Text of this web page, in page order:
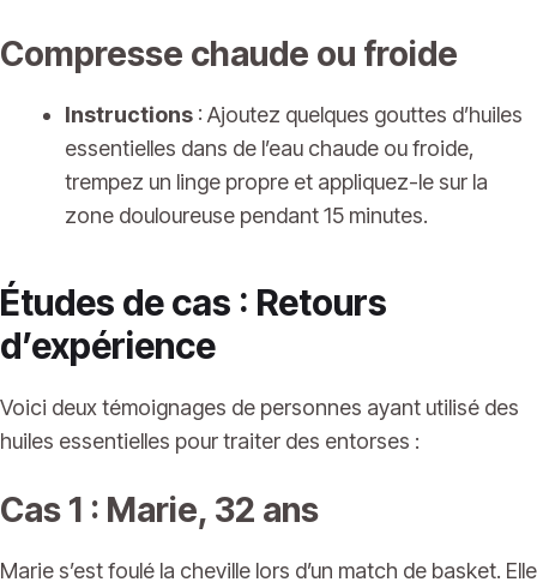
Compresse chaude ou froide
Instructions : Ajoutez quelques gouttes d’huiles
essentielles dans de l’eau chaude ou froide,
trempez un linge propre et appliquez-le sur la
zone douloureuse pendant 15 minutes.
Études de cas : Retours
d’expérience
Voici deux témoignages de personnes ayant utilisé des
huiles essentielles pour traiter des entorses :
Cas 1 : Marie, 32 ans
Marie s’est foulé la cheville lors d’un match de basket. Elle